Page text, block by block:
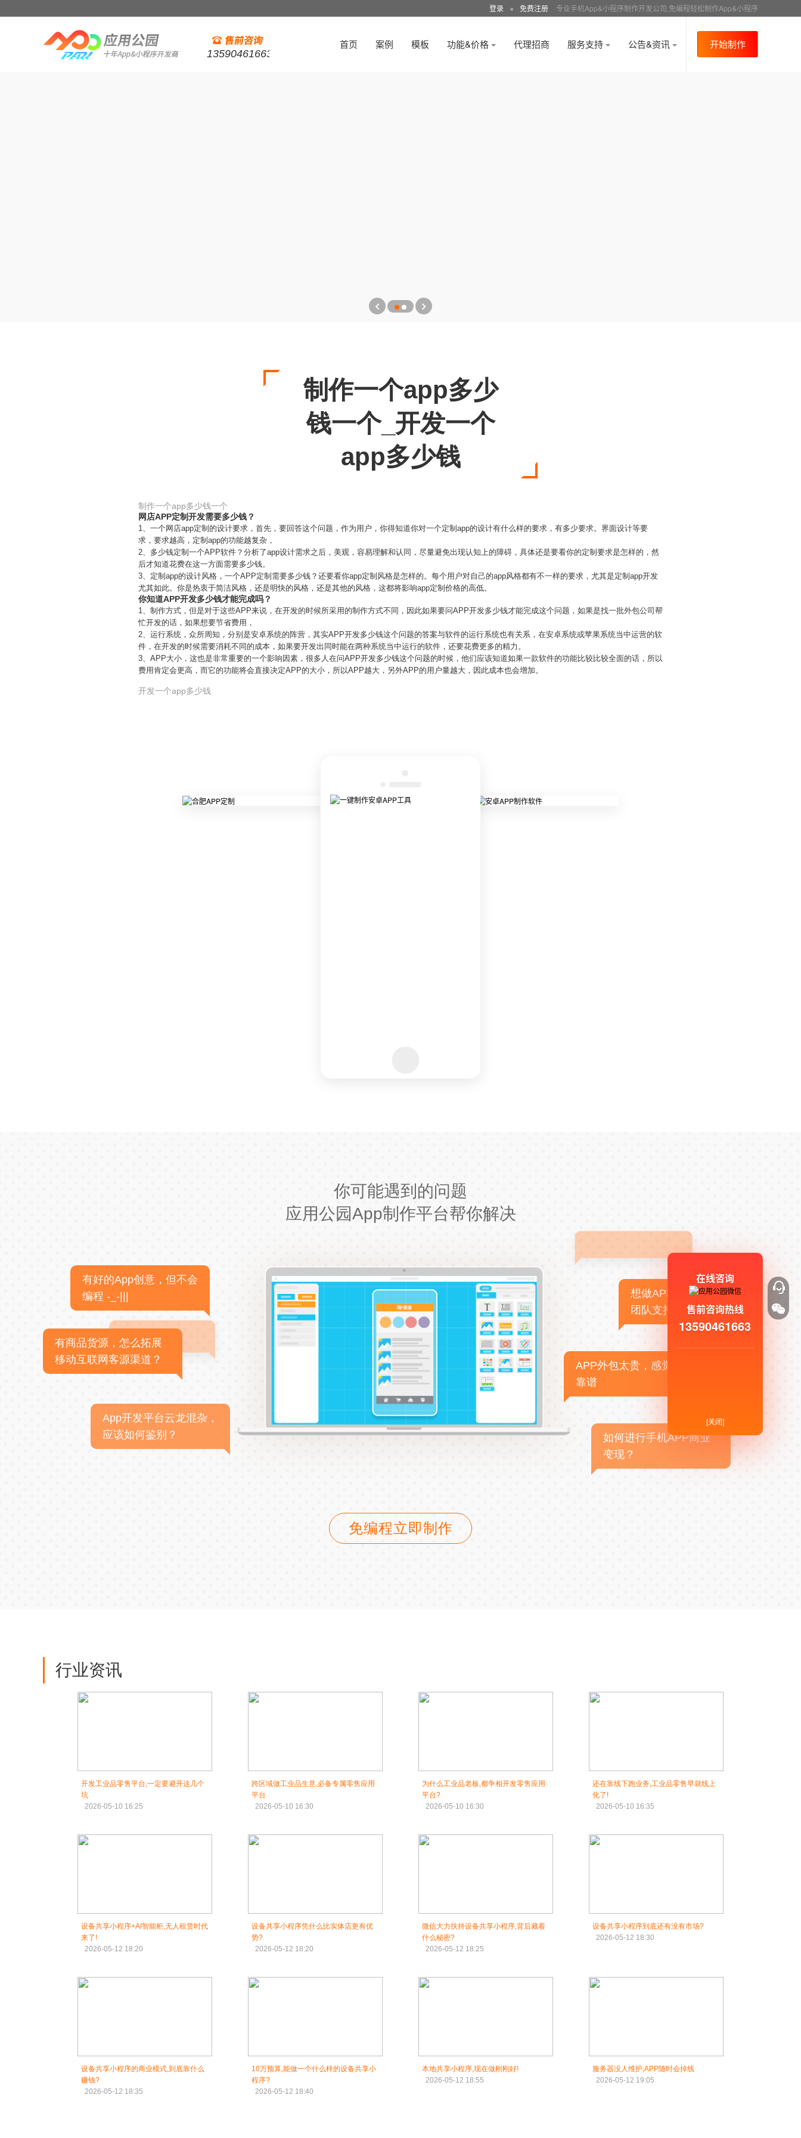
登录 ● 免费注册 专业手机App&小程序制作开发公司,免编程轻松制作App&小程序
13590461663
首页 案例 模板 功能&价格 代理招商 服务支持 公告&资讯 开始制作
制作一个app多少
钱一个_开发一个
app多少钱
制作一个app多少钱一个
网店APP定制开发需要多少钱？
1、一个网店app定制的设计要求，首先，要回答这个问题，作为用户，你得知道你对一个定制app的设计有什么样的要求，有多少要求。界面设计等要
求，要求越高，定制app的功能越复杂，
2、多少钱定制一个APP软件？分析了app设计需求之后，美观，容易理解和认同，尽量避免出现认知上的障碍，具体还是要看你的定制要求是怎样的，然
后才知道花费在这一方面需要多少钱。
3、定制app的设计风格，一个APP定制需要多少钱？还要看你app定制风格是怎样的。每个用户对自己的app风格都有不一样的要求，尤其是定制app开发
尤其如此。你是热衷于简洁风格，还是明快的风格，还是其他的风格，这都将影响app定制价格的高低。
你知道APP开发多少钱才能完成吗？
1、制作方式，但是对于这些APP来说，在开发的时候所采用的制作方式不同，因此如果要问APP开发多少钱才能完成这个问题，如果是找一批外包公司帮
忙开发的话，如果想要节省费用，
2、运行系统，众所周知，分别是安卓系统的阵营，其实APP开发多少钱这个问题的答案与软件的运行系统也有关系，在安卓系统或苹果系统当中运营的软
件，在开发的时候需要消耗不同的成本，如果要开发出同时能在两种系统当中运行的软件，还要花费更多的精力。
3、APP大小，这也是非常重要的一个影响因素，很多人在问APP开发多少钱这个问题的时候，他们应该知道如果一款软件的功能比较比较全面的话，所以
费用肯定会更高，而它的功能将会直接决定APP的大小，所以APP越大，另外APP的用户量越大，因此成本也会增加。
开发一个app多少钱
你可能遇到的问题
应用公园App制作平台帮你解决
有好的App创意，但不会
编程 -_-|||
有商品货源，怎么拓展
移动互联网客源渠道？
App开发平台云龙混杂，
应该如何鉴别？
想做APP，但没有技术
团队支持
APP外包太贵，感觉不
靠谱
如何进行手机APP商业
变现？
免编程立即制作
行业资讯
开发工业品零售平台,一定要避开这几个
坑
2026-05-10 16:25
跨区域做工业品生意,必备专属零售应用
平台
2026-05-10 16:30
为什么工业品老板,都争相开发零售应用
平台?
2026-05-10 16:30
还在靠线下跑业务,工业品零售早就线上
化了!
2026-05-10 16:35
设备共享小程序+AI智能柜,无人租赁时代
来了!
2026-05-12 18:20
设备共享小程序凭什么比实体店更有优
势?
2026-05-12 18:20
微信大力扶持设备共享小程序,背后藏着
什么秘密?
2026-05-12 18:25
设备共享小程序到底还有没有市场?
2026-05-12 18:30
设备共享小程序的商业模式,到底靠什么
赚钱?
2026-05-12 18:35
10万预算,能做一个什么样的设备共享小
程序?
2026-05-12 18:40
本地共享小程序,现在做刚刚好!
2026-05-12 18:55
服务器没人维护,APP随时会掉线
2026-05-12 19:05
在线咨询
售前咨询热线
13590461663
[关闭]